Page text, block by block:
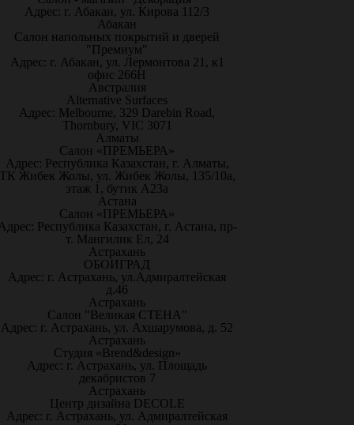
Адрес: г. Абакан, ул. Кирова 112/3
Абакан
Салон напольных покрытий и дверей
"Премиум"
Адрес: г. Абакан, ул. Лермонтова 21, к1
офис 266Н
Австралия
Alternative Surfaces
Адрес: Melbourne, 329 Darebin Road,
Thornbury, VIC 3071
Алматы
Салон «ПРЕМЬЕРА»
Адрес: Республика Казахстан, г. Алматы,
Жибек Жолы, ул. Жибек Жолы, 135/10а,
этаж 1, бутик А23а
Астана
Салон «ПРЕМЬЕРА»
Республика Казахстан, г. Астана, пр-
т. Мангилик Ел, 24
Астрахань
ОБОИГРАД
Адрес: г. Астрахань, ул.Адмиралтейская
д.46
Астрахань
Салон "Великая СТЕНА"
Адрес: г. Астрахань, ул. Ахшарумова, д. 52
Астрахань
Студия «Brend&design»
Адрес: г. Астрахань, ул. Площадь
декабристов 7
Астрахань
Центр дизайна DECOLE
Адрес: г. Астрахань, ул. Адмиралтейская